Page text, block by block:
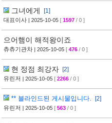
그녀에게
[1]
대표이사 | 2025-10-05 [ 1597 / 0 ]
으어햄이 해적왕이죠
츄츄기관차 | 2025-10-05 [ 476 / 0 ]
현 정점 최강자
[2]
유린저
| 2025-10-05 [ 2266 / 0 ]
** 블라인드된 게시물입니다.
[2]
유린저
| 2025-10-05 [ 563 / 0 ]